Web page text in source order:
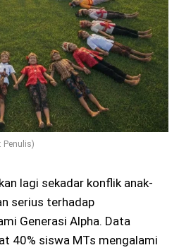
Penulis)
lagi sekadar konflik anak-
serius terhadap
Generasi Alpha. Data
40% siswa MTs mengalami